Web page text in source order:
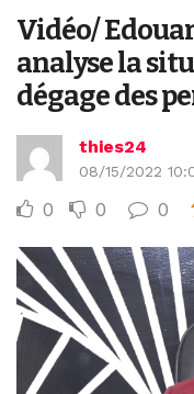
Vidéo/
analyse la
dégage des
thies24
08/15/2022
0 0 0